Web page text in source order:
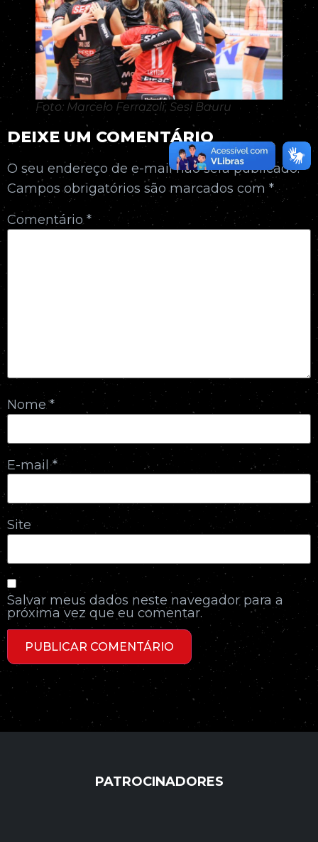
Foto: Marcelo Ferrazoli, Sesi Bauru
DEIXE UM COMENTÁRIO
O seu endereço de e-mail não será publicado.
Campos obrigatórios são marcados com *
Comentário*
Nome*
E-mail*
Site
Salvar meus dados neste navegador para a
próxima vez que eu comentar.
PATROCINADORES